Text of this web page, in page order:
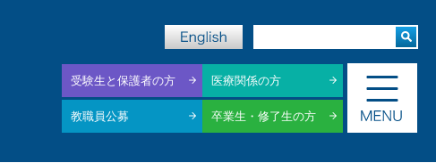
受験生と保護者の方 医療関係の方
教職員公募 卒業生・修了生の方